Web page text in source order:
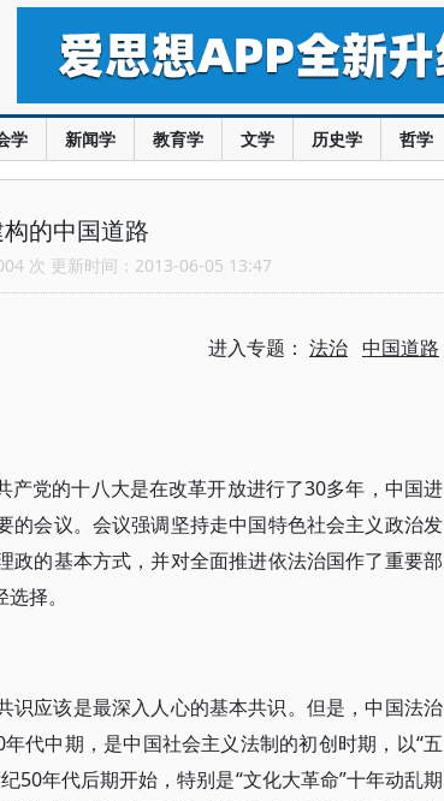
学 新闻学 教育学 文学 历史学 哲学
的中国道路
次 更新时间：2013-06-05 13:47
进入专题： 法治 中国道路
党的十八大是在改革开放进行了30多年，中国进
的会议。会议强调坚持走中国特色社会主义政治发
的基本方式，并对全面推进依法治国作了重要部
择。
识应该是最深入人心的基本共识。但是，中国法治
代中期，是中国社会主义法制的初创时期，以“五
50年代后期开始，特别是“文化大革命”十年动乱期